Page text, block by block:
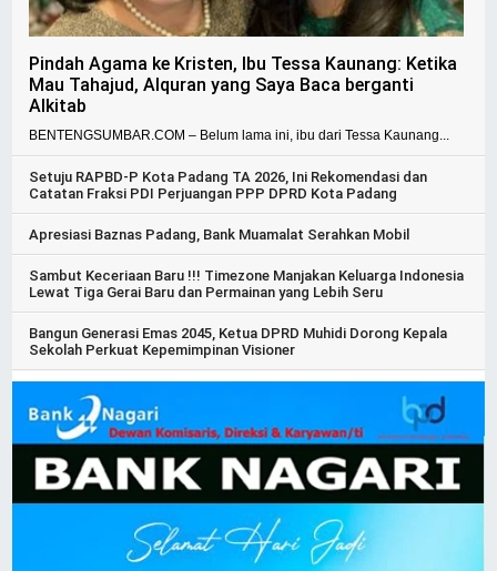
Pindah Agama ke Kristen, Ibu Tessa Kaunang: Ketika
Mau Tahajud, Alquran yang Saya Baca berganti
Alkitab
BENTENGSUMBAR.COM – Belum lama ini, ibu dari Tessa Kaunang...
Setuju RAPBD-P Kota Padang TA 2026, Ini Rekomendasi dan
Catatan Fraksi PDI Perjuangan PPP DPRD Kota Padang
Apresiasi Baznas Padang, Bank Muamalat Serahkan Mobil
Sambut Keceriaan Baru !!! Timezone Manjakan Keluarga Indonesia
Lewat Tiga Gerai Baru dan Permainan yang Lebih Seru
Bangun Generasi Emas 2045, Ketua DPRD Muhidi Dorong Kepala
Sekolah Perkuat Kepemimpinan Visioner